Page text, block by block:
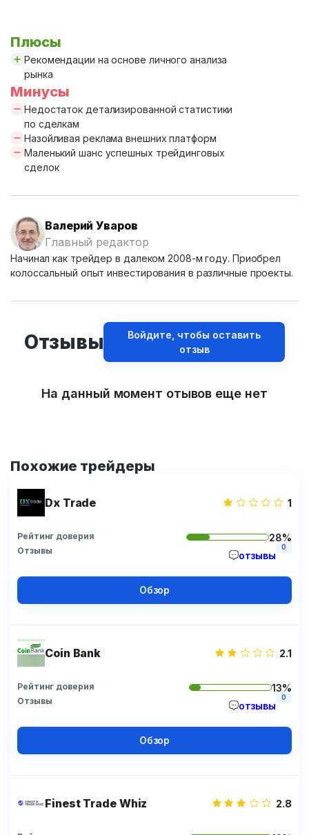
Плюсы
Рекомендации на основе личного анализа
рынка
Минусы
Недостаток детализированной статистики
по сделкам
Назойливая реклама внешних платформ
Маленький шанс успешных трейдинговых
сделок
Валерий Уваров
Главный редактор
Начинал как трейдер в далеком 2008-м году. Приобрел
колоссальный опыт инвестирования в различные проекты.
Отзывы
Войдите, чтобы оставить
отзыв
На данный момент отывов еще нет
Похожие трейдеры
Dx Trade 1
Рейтинг доверия 28%
Отзывы отзывы
0
Обзор
Coin Bank 2.1
Рейтинг доверия 13%
Отзывы отзывы
0
Обзор
Finest Trade Whiz 2.8